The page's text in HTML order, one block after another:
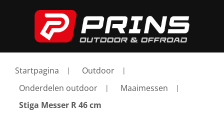
Startpagina
Outdoor
Onderdelen outdoor
Maaimessen
Stiga Messer R 46 cm